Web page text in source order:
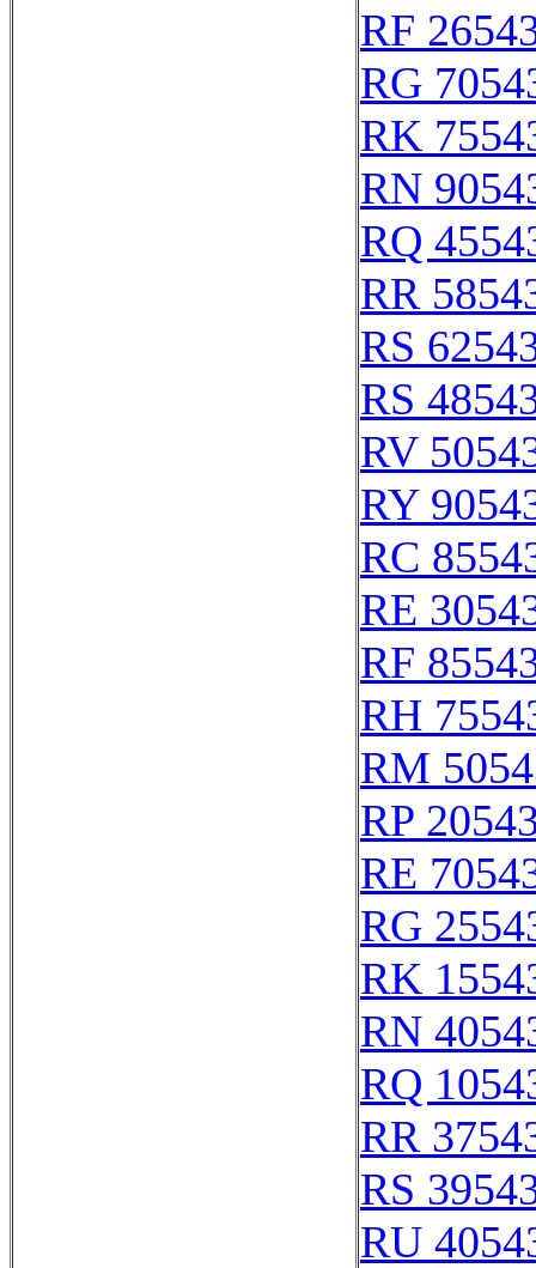
RF
RG
RK
RN
RQ
RR
RS
RS
RV
RY
RC
RE
RF
RH
RM
RP
RE
RG
RK
RN
RQ
RR
RS
RU